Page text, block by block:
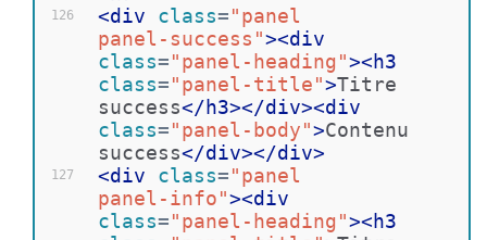
126
127
<div class="panel
panel-success"><div
class="panel-heading"><h3
class="panel-title">Titre
success</h3></div><div
class="panel-body">Contenu
success</div></div>
<div class="panel
panel-info"><div
class="panel-heading"><h3